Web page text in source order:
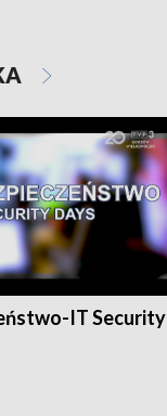
IT Security